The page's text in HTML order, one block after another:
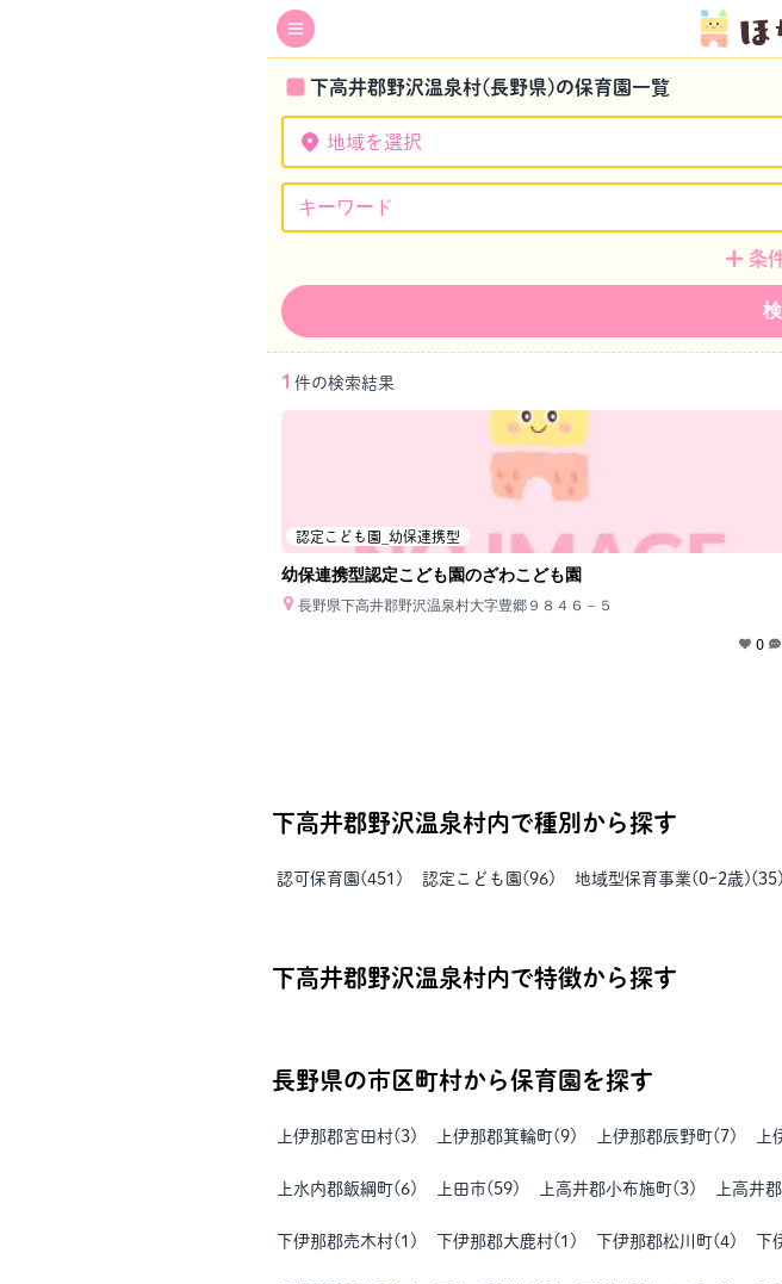
下高井郡野沢温泉村(長野県)の保育園一覧
地域を選択
条
1 件の検索結果
認定こども園_幼保連携型
幼保連携型認定こども園のざわこども園
長野県下高井郡野沢温泉村大字豊郷９８４６－５
0
下高井郡野沢温泉村内で種別から探す
認可保育園 (451 ) 認定こども園 (96) 地域型保育事業(0~2歳)(35)
下高井郡野沢温泉村内で特徴から探す
長野県の市区町村から保育園を探す
上伊那郡宮田村(3) 上伊那郡箕輪町(9) 上伊那郡辰野町( 7 )
上水内郡飯綱町( 6) 上田市( 59) 上高井郡小布施町(3) 上高井
下伊那郡売木村( 1 ) 下伊那郡大鹿村( 1 ) 下伊那郡松川町(4)